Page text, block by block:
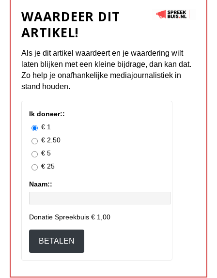
WAARDEER DIT
ARTIKEL!
Als je dit artikel waardeert en je waardering wilt
laten blijken met een kleine bijdrage, dan kan dat.
Zo help je onafhankelijke mediajournalistiek in
stand houden.
Ik doneer::
€ 1
€ 2.50
€ 5
€ 25
Naam::
Donatie Spreekbuis € 1,00
BETALEN